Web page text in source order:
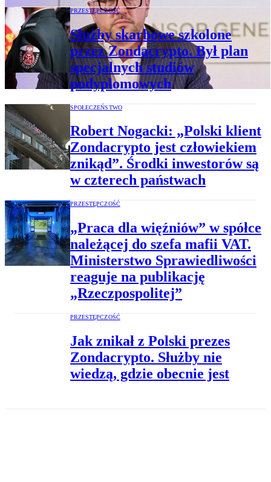
PRZESTĘPCZOŚĆ
Służby skarbowe szkolone
przez Zondacrypto. Był plan
specjalnych studiów
podyplomowych
SPOŁECZEŃSTWO
Robert Nogacki: „Polski klient
Zondacrypto jest człowiekiem
znikąd”. Środki inwestorów są
w czterech państwach
PRZESTĘPCZOŚĆ
„Praca dla więźniów” w spółce
należącej do szefa mafii VAT.
Ministerstwo Sprawiedliwości
reaguje na publikację
„Rzeczpospolitej”
PRZESTĘPCZOŚĆ
Jak znikał z Polski prezes
Zondacrypto. Służby nie
wiedzą, gdzie obecnie jest